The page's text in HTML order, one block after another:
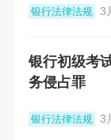
银行法律法规 3
银行初级考
务侵占罪
银行法律法规 3